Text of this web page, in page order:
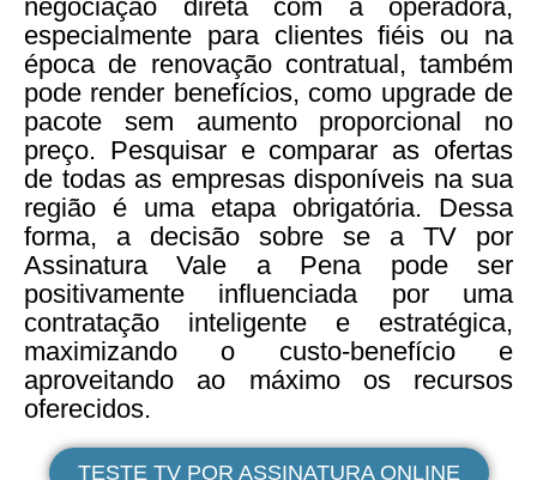
negociação direta com a operadora,
especialmente para clientes fiéis ou na
época de renovação contratual, também
pode render benefícios, como upgrade de
pacote sem aumento proporcional no
preço. Pesquisar e comparar as ofertas
de todas as empresas disponíveis na sua
região é uma etapa obrigatória. Dessa
forma, a decisão sobre se a TV por
Assinatura Vale a Pena pode ser
positivamente influenciada por uma
contratação inteligente e estratégica,
maximizando o custo-benefício e
aproveitando ao máximo os recursos
oferecidos.
TESTE TV POR ASSINATURA ONLINE